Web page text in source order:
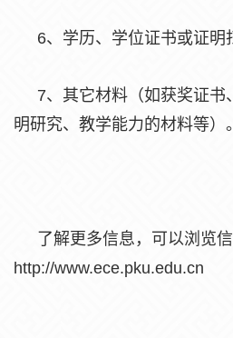
6、学历、学位证书或证明
7、其它材料（如获奖证书
明研究、教学能力的材料等）。
了解更多信息，可以浏览
http://www.ece.pku.edu.cn